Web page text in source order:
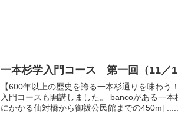
一本杉学入門コース 第一回（11／
【600年以上の歴史を誇る一本杉通りを味わ
入門コースも開講しました。 bancoがある一
にかかる仙対橋から御祓公民館までの450m[